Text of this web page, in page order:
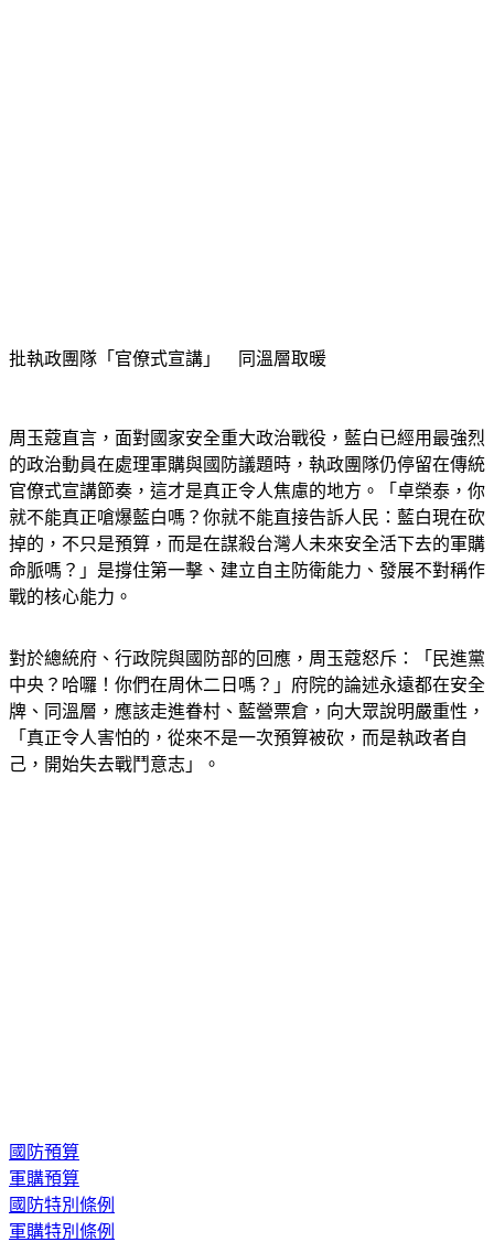
的政治動員在處理軍購與國防議題時，執政團隊仍停留在傳統
官僚式宣講節奏，這才是真正令人焦慮的地方。「卓榮泰，你
就不能真正嗆爆藍白嗎？你就不能直接告訴人民：藍白現在砍
掉的，不只是預算，而是在謀殺台灣人未來安全活下去的軍購
命脈嗎？」是撐住第一擊、建立自主防衛能力、發展不對稱作
戰的核心能力。
中央？哈囉！你們在周休二日嗎？」府院的論述永遠都在安全
牌、同溫層，應該走進眷村、藍營票倉，向大眾說明嚴重性，
「真正令人害怕的，從來不是一次預算被砍，而是執政者自
己，開始失去戰鬥意志」。
軍購預算
國防特別條例
軍購特別條例
軍購案進度